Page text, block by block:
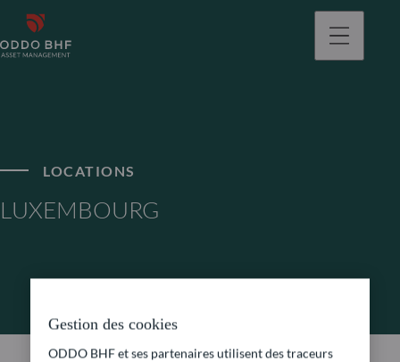
LOCATIONS
LUXEMBOURG
Gestion des cookies
ODDO BHF et ses partenaires utilisent des traceurs